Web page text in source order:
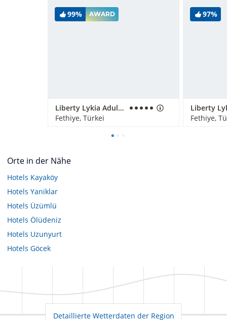
99% AWARD
Liberty Lykia Adults Only
Fethiye, Türkei
97%
Liberty
Fethiye,
Orte in der Nähe
Hotels Kayaköy
Hotels Yaniklar
Hotels Üzümlü
Hotels Ölüdeniz
Hotels Uzunyurt
Hotels Göcek
Detaillierte Wetterdaten der Region